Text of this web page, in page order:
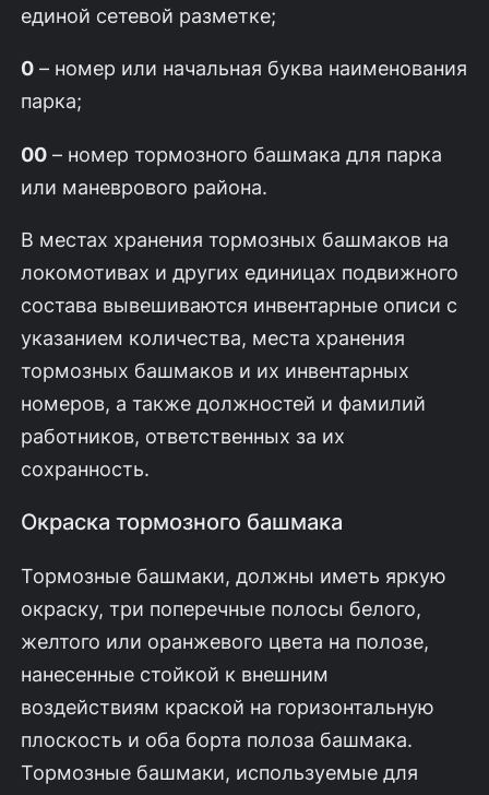
единой сетевой разметке;
0– номер или начальная буква наименования
парка;
00– номер тормозного башмака для парка
или маневрового района.
В местах хранения тормозных башмаков на
локомотивах и других единицах подвижного
состава вывешиваются инвентарные описи с
указанием количества, места хранения
тормозных башмаков и их инвентарных
номеров, а также должностей и фамилий
работников, ответственных за их
сохранность.
Окраска тормозного башмака
Тормозные башмаки, должны иметь яркую
окраску, три поперечные полосы белого,
желтого или оранжевого цвета на полозе,
нанесенные стойкой к внешним
воздействиям краской на горизонтальную
плоскость и оба борта полоза башмака.
Тормозные башмаки, используемые для